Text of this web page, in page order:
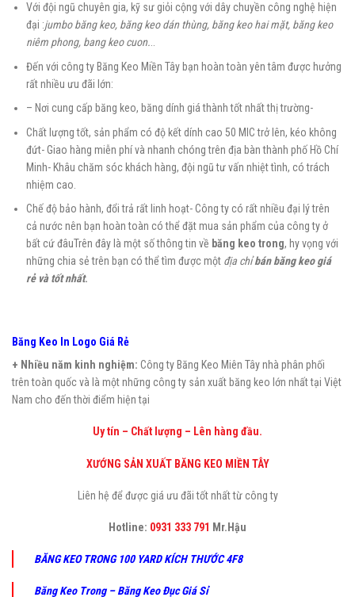
Với đội ngũ chuyên gia, kỹ sư giỏi cộng với dây chuyền công nghệ hiện
đại :jumbo băng keo, băng keo dán thùng, băng keo hai mặt, băng keo
niêm phong, bang keo cuon...
Đến với công ty Băng Keo Miền Tây bạn hoàn toàn yên tâm được hưởng
rất nhiều ưu đãi lớn:
– Nơi cung cấp băng keo, băng dính giá thành tốt nhất thị trường-
Chất lượng tốt, sản phẩm có độ kết dính cao 50 MIC trở lên, kéo không
đứt- Giao hàng miễn phí và nhanh chóng trên địa bàn thành phố Hồ Chí
Minh- Khâu chăm sóc khách hàng, đội ngũ tư vấn nhiệt tình, có trách
nhiệm cao.
Chế độ bảo hành, đổi trả rất linh hoạt- Công ty có rất nhiều đại lý trên
cả nước nên bạn hoàn toàn có thể đặt mua sản phẩm của công ty ở
bất cứ đâuTrên đây là một số thông tin về băng keo trong, hy vọng với
những chia sẻ trên bạn có thể tìm được một địa chỉbán băng keo giá
rẻ và tốt nhất.
Băng Keo In Logo Giá Rẻ
+ Nhiều năm kinh nghiệm: Công ty Băng Keo Miên Tây nhà phân phối
trên toàn quốc và là một những công ty sản xuất băng keo lớn nhất tại Việt
Nam cho đến thời điểm hiện tại
Uy tín – Chất lượng – Lên hàng đầu.
XƯỚNG SẢN XUẤT BĂNG KEO MIỀN TÂY
Liên hệ để được giá ưu đãi tốt nhất từ công ty
Hotline: 0931 333 791 Mr.Hậu
BĂNG KEO TRONG 100 YARD KÍCH THƯỚC 4F8
Băng Keo Trong – Băng Keo Đục Giá Sỉ